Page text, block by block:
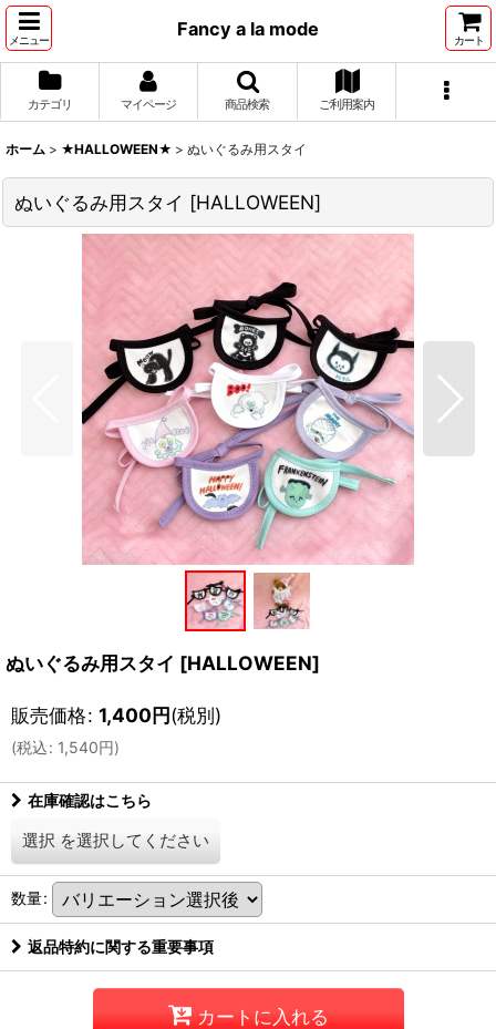
メニュー
Fancy a la mode
カート
カテゴリ マイページ 商品検索 ご利用案内
ホーム > ★HALLOWEEN★ > ぬいぐるみ用スタイ
ぬいぐるみ用スタイ [HALLOWEEN]
ぬいぐるみ用スタイ [HALLOWEEN]
販売価格: 1,400円(税別)
(税込: 1,540円)
在庫確認はこちら
選択 を選択してください
数量:
返品特約に関する重要事項
カートに入れる